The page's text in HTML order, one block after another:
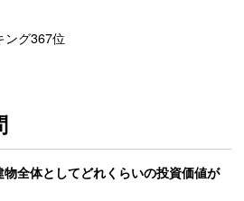
グ367位
全体としてどれくらいの投資価値が